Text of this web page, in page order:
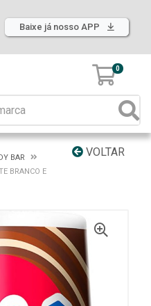
Baixe já nosso APP
0
VOLTAR
BAR
BRANCO E